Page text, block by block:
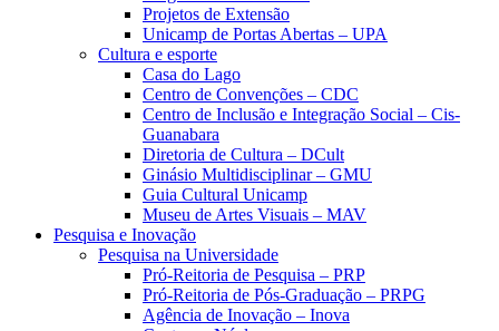
Projetos de Extensão
Unicamp de Portas Abertas – UPA
Cultura e esporte
Casa do Lago
Centro de Convenções – CDC
Centro de Inclusão e Integração Social – Cis-
Guanabara
Diretoria de Cultura – DCult
Ginásio Multidisciplinar – GMU
Guia Cultural Unicamp
Museu de Artes Visuais – MAV
Pesquisa e Inovação
Pesquisa na Universidade
Pró-Reitoria de Pesquisa – PRP
Pró-Reitoria de Pós-Graduação – PRPG
Agência de Inovação – Inova